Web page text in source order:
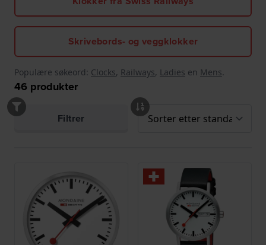
Skrivebords- og veggklokker
Populære søkeord: Clocks, Railways, Ladies en Mens.
46 produkter
Filtrer